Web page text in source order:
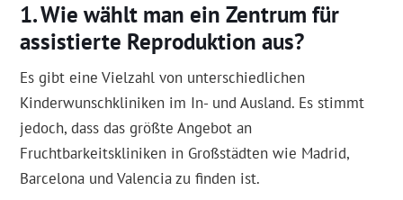
Wie wählt man ein Zentrum für
assistierte Reproduktion aus?
Es gibt eine Vielzahl von unterschiedlichen
Kinderwunschkliniken im In- und Ausland. Es stimmt
jedoch, dass das größte Angebot an
Fruchtbarkeitskliniken in Großstädten wie Madrid,
Barcelona und Valencia zu finden ist.